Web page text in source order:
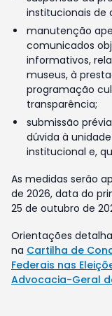
institucionais de
manutenção
comunicados
informativos,
museus, à
programação
transparência;
submissão
dúvida à
institucional e,
As medidas serão
de 2026, data do
25 de outubro de
Orientações
na Cartilha de
Federais nas
Advocacia-Geral